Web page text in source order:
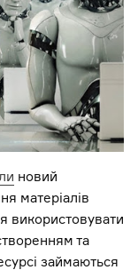
новий
матеріалів
використовувати
та
займаються